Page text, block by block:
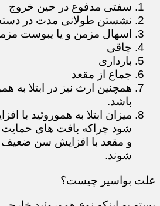
سفتی مدفوع در حین خروج
نشستن طولانی مدت در
اسهال مزمن و یا یبوست
چاقی
بارداری
جماع از مقعد
همچنین ارث نیز در ابتلا به
باشد.
میزان ابتلا به هموروئید با
شود چراکه بافت های
و مقعد با افزایش سن
شوند.
علت بواسیر چیست؟